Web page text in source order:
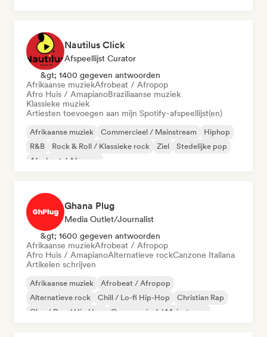
Nautilus Click
Afspeellijst Curator
&gt; 1400 gegeven antwoorden
Afrikaanse muziekAfrobeat / Afropop
Afro Huis / AmapianoBraziliaanse muziek
Klassieke muziek
Artiesten toevoegen aan mijn Spotify-afspeellijst(en)
Afrikaanse muziek Commercieel / Mainstream
Hiphop
R&B
Rock & Roll / Klassieke rock Ziel
Stedelijke pop
Afrobeat / Afropop
Ghana Plug
Media Outlet/Journalist
&gt; 1600 gegeven antwoorden
Afrikaanse muziekAfrobeat / Afropop
Afro Huis / AmapianoAlternatieve rockCanzone Italiana
Artikelen schrijven
Afrikaanse muziek
Afrobeat / Afropop
Alternatieve rock
Chill / Lo-fi Hip-Hop
Christian Rap
Cloud Rap / Hip Hop
Commercieel / Mainstream